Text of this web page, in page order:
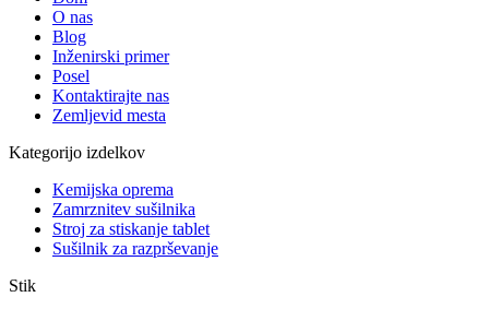
O nas
Blog
Inženirski primer
Posel
Kontaktirajte nas
Zemljevid mesta
Kategorijo izdelkov
Kemijska oprema
Zamrznitev sušilnika
Stroj za stiskanje tablet
Sušilnik za razprševanje
Stik